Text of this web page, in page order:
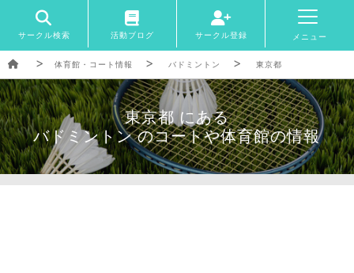
サークル検索 活動ブログ サークル登録 メニュー
体育館・コート情報 バドミントン 東京都
東京都 にある
バドミントン のコートや体育館の情報